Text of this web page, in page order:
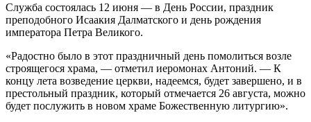
Служба состоялась 12 июня — в День России, праздник
преподобного Исаакия Далматского и день рождения
императора Петра Великого.
«Радостно было в этот праздничный день помолиться возле
строящегося храма, — отметил иеромонах Антоний. — К
концу лета возведение церкви, надеемся, будет завершено, и в
престольный праздник, который отмечается 26 августа, можно
будет послужить в новом храме Божественную литургию».